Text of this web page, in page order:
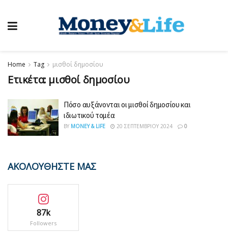
Home Tag μισθοί δημοσίου
Ετικέτα: μισθοί δημοσίου
Πόσο αυξάνονται οι μισθοί δημοσίου και
ιδιωτικού τομέα
BY MONEY & LIFE 20 ΣΕΠΤΕΜΒΡΊΟΥ 2024 0
ΑΚΟΛΟΥΘΗΣΤΕ ΜΑΣ
87k
Followers